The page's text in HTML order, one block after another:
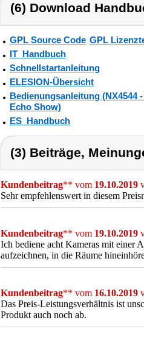
(6) Download
GPL Source Code GPL
IT_Handbuch
Schnellstartanleitung
ELESION-Übersicht
Bedienungsanleitung (NX4544
Echo Show)
ES_Handbuch
(3) Beiträge,
Kundenbeitrag** vom 19.10.2019
Sehr empfehlenswert in diesem
Kundenbeitrag** vom 19.10.2019
Ich bediene acht Kameras mit einer
aufzeichnen, in die Räume
Kundenbeitrag** vom 16.10.2019
Das Preis-Leistungsverhältnis ist
Produkt auch noch ab.